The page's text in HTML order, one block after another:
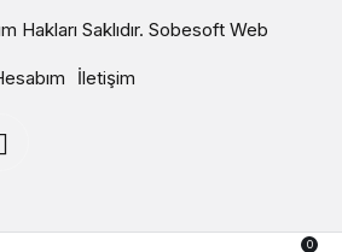
Hakları Saklıdır. Sobesoft Web
İletişim
0